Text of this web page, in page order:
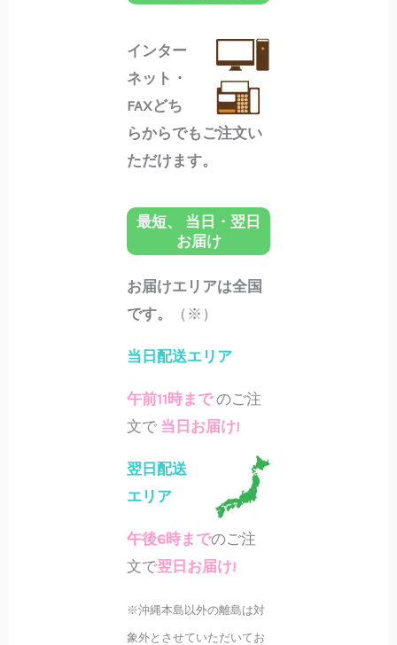
インター
ネット・
FAXどち
らからでもご注文い
ただけます。
最短、 当日・翌日
お届け
お届けエリアは全国
です。
（※）
当日配送エリア
午前11時までのご注
文で 当日お届け!
翌日配送
エリア
午後6時までのご注
文で翌日お届け!
※沖縄本島以外の離島は対
象外とさせていただいてお